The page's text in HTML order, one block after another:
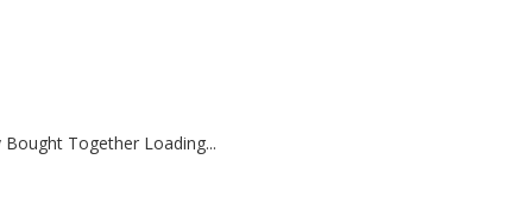
Bought Together Loading...